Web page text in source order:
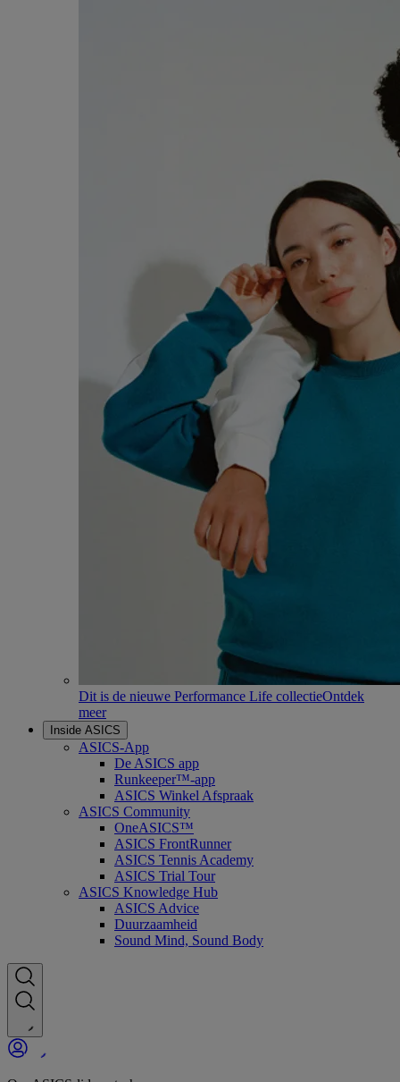
Dit is de nieuwe Performance Life collectieOntdek
meer
Inside ASICS
ASICS-App
De ASICS app
Runkeeper™-app
ASICS Winkel Afspraak
ASICS Community
OneASICS™
ASICS FrontRunner
ASICS Tennis Academy
ASICS Trial Tour
ASICS Knowledge Hub
ASICS Advice
Duurzaamheid
Sound Mind, Sound Body